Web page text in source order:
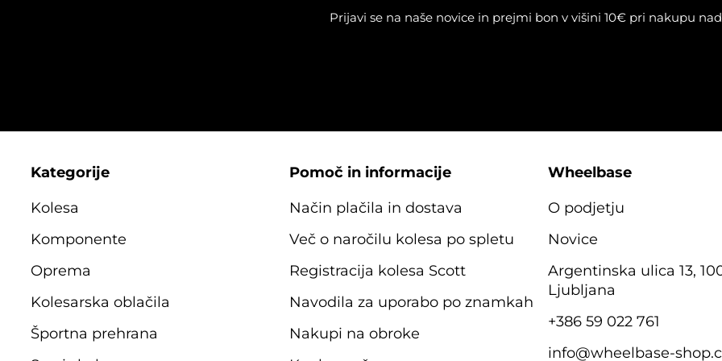
Prijavi se na naše novice in prejmi bon v višini 10€ pri nakupu
Kategorije
Kolesa
Komponente
Oprema
Kolesarska oblačila
Športna prehrana
Pomoč in informacije
Način plačila in dostava
Več o naročilu kolesa po spletu
Registracija kolesa Scott
Navodila za uporabo po znamkah
Nakupi na obroke
Wheelbase
O podjetju
Novice
Argentinska ulica 13,
Ljubljana
+386 59 022 761
info@wheelbase-